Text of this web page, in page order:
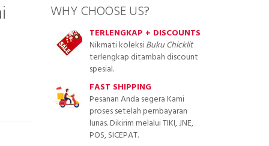
WHY CHOOSE US?
TERLENGKAP + DISCOUNTS
Nikmati koleksiBuku Chicklit
terlengkap ditambah discount
spesial.
FAST SHIPPING
Pesanan Anda segera Kami
proses setelah pembayaran
lunas. Dikirim melalui TIKI, JNE,
POS, SICEPAT.